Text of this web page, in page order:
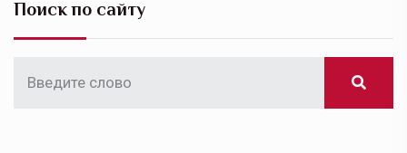
Поиск по сайту